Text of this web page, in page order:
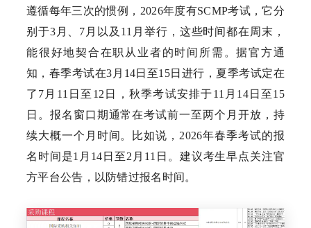
遵循每年三次的惯例，2026年度有SCMP考试，它分
别于3月、7月以及11月举行，这些时间都在周末，
能很好地契合在职从业者的时间所需。据官方通
知，春季考试在3月14日至15日进行，夏季考试定在
了7月11日至12日，秋季考试安排于11月14日至15
日。报名窗口期通常在考试前一至两个月开放，持
续大概一个月时间。比如说，2026年春季考试的报
名时间是1月14日至2月11日。建议考生早点关注官
方平台公告，以防错过报名时间。